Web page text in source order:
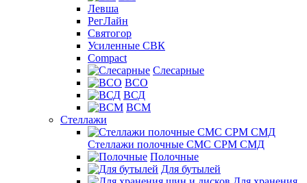
Левша
РегЛайн
Святогор
Усиленные СВК
Compact
Слесарные
ВСО
ВСД
ВСМ
Стеллажи
Стеллажи полочные СМС СРМ СМД
Полочные
Для бутылей